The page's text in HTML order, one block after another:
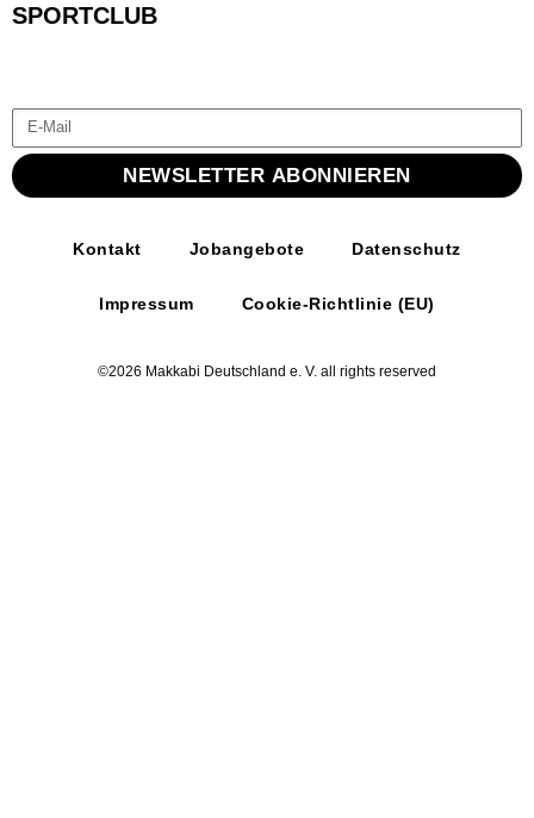
SPORTCLUB
NEWSLETTER ABONNIEREN
©2026 Makkabi Deutschland e. V. all rights reserved
Kontakt Jobangebote Datenschutz
Impressum Cookie-Richtlinie (EU)